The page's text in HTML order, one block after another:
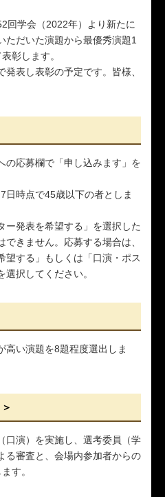
回学会（2022年）より新たに
ただいた演題から最優秀演題1
彰します。
表し表彰の予定です。皆様、
の応募欄で「申し込みます」を
時点で45歳以下の者としま
発表を希望する」を選択した
きません。応募する場合は、
望する」もしくは「口演・ポス
択してください。
高い演題を8題程度選出しま
口演）を実施し、選考委員（学
る審査と、会場内参加者からの
す。